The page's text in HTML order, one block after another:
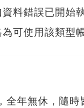
料錯誤已開始
可使用該類型
全年無休，隨時